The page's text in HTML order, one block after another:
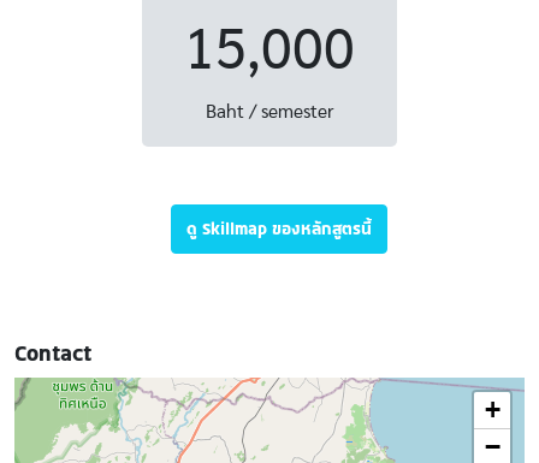
15,000
Baht / semester
ดู Skillmap ของหลักสูตรนี้
Contact
+
−